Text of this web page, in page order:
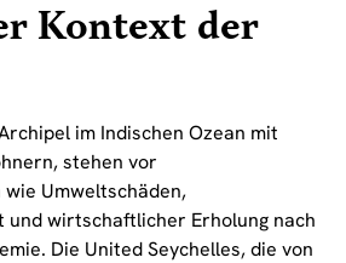
Kontext der
im Indischen Ozean mit
stehen vor
Umweltschäden,
und wirtschaftlicher Erholung nach
Die United Seychelles, die von